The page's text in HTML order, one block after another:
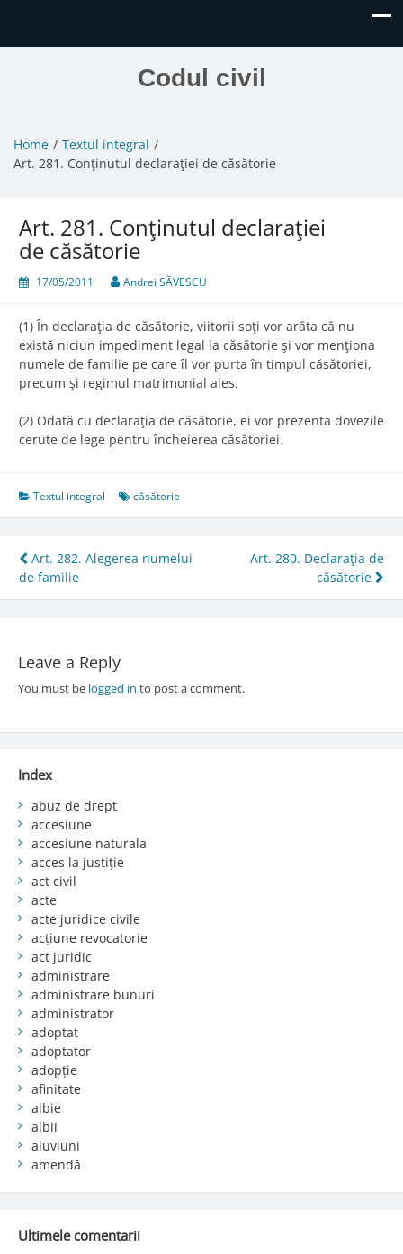
Codul civil
Home
Textul integral
Art. 281. Conţinutul declaraţiei de căsătorie
Art. 281. Conţinutul declaraţiei
de căsătorie
17/05/2011 Andrei SĂVESCU
(1) În declaraţia de căsătorie, viitorii soţi vor arăta că nu
există niciun impediment legal la căsătorie şi vor menţiona
numele de familie pe care îl vor purta în timpul căsătoriei,
precum şi regimul matrimonial ales.
(2) Odată cu declaraţia de căsătorie, ei vor prezenta dovezile
cerute de lege pentru încheierea căsătoriei.
Textul integral căsătorie
Post
navigation
Art. 282. Alegerea numelui
de familie
Art. 280. Declaraţia de
căsătorie
Leave a Reply
You must be logged in to post a comment.
Index
abuz de drept
accesiune
accesiune naturala
acces la justiție
act civil
acte
acte juridice civile
acțiune revocatorie
act juridic
administrare
administrare bunuri
administrator
adoptat
adoptator
adopție
afinitate
albie
albii
aluviuni
amendă
Ultimele comentarii